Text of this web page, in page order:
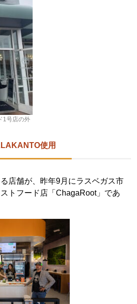
1号店の外
使用
店舗が、昨年9月にラスベガス市
トフード店「ChagaRoot」であ